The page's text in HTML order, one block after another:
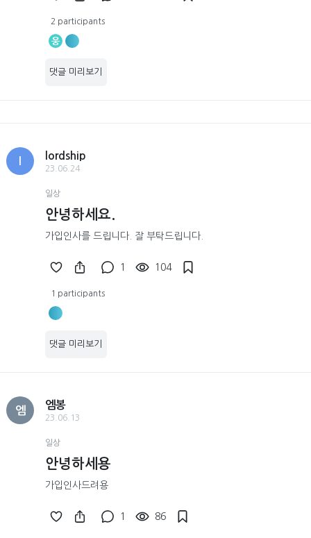
2 participants
웅
댓글 미리보기
lordship
23.06.24
일상
안녕하세요.
가입인사를 드립니다. 잘 부탁드립니다.
1 104
1 participants
댓글 미리보기
엠
엠봉
23.06.13
일상
안녕하세용
가입인사드려용
1 86